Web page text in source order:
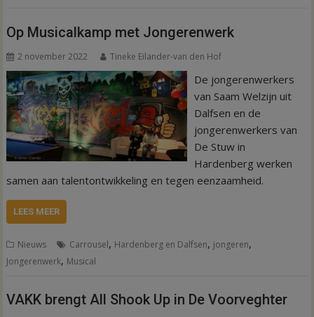
Op Musicalkamp met Jongerenwerk
2 november 2022 Tineke Eilander-van den Hof
De jongerenwerkers
van Saam Welzijn uit
Dalfsen en de
jongerenwerkers van
De Stuw in
Hardenberg werken
samen aan talentontwikkeling en tegen eenzaamheid.
LEES MEER
Nieuws Carrousel, Hardenberg en Dalfsen, jongeren,
Jongerenwerk, Musical
VAKK brengt All Shook Up in De Voorveghter